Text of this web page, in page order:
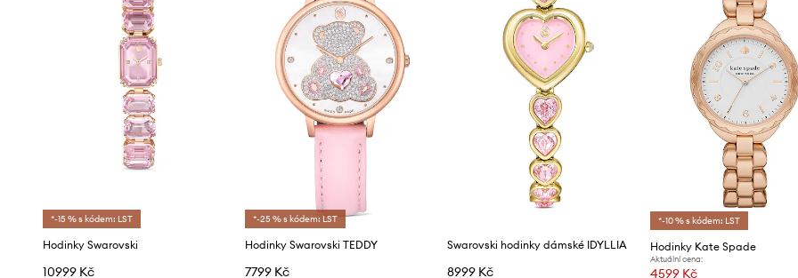
*-15 % s kódem: LST
Hodinky Swarovski
10999 Kč
*-25 % s kódem: LST
Hodinky Swarovski TEDDY
7799 Kč
Swarovski hodinky dámské IDYLLIA
8999 Kč
*-10 % s kódem: LST
Hodinky Kate Spade
Aktuální cena:
4599 Kč